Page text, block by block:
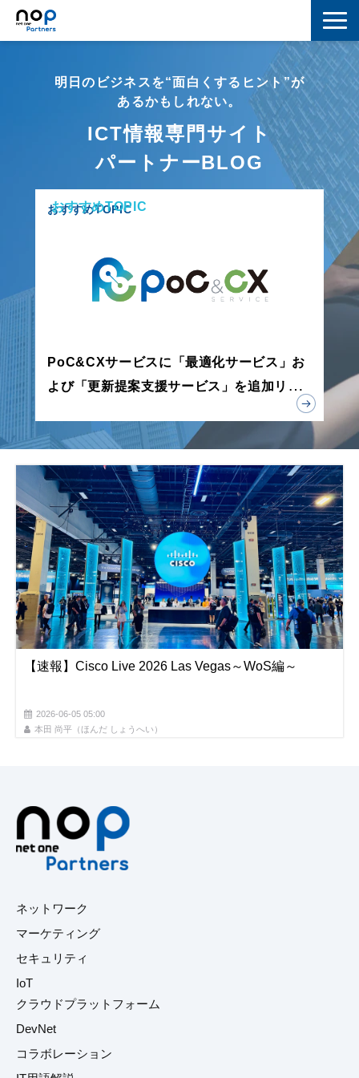
マーケティング
セキュリティ
コラボレーション
IT用語解説
明日のビジネスを“面白くするヒント”が
あるかもしれない。
ICT情報専門サイト
パートナーBLOG
おすすめTOPIC
PoC&CXサービスに「最適化サービス」お
よび「更新提案支援サービス」を追加リリ
おすすめTOPIC
【速報】Cisco Live 2026 Las Vegas～WoS編～
2026-06-05 05:00
本田 尚平（ほんだ しょうへい）
ネットワーク
マーケティング
セキュリティ
IoT
クラウドプラットフォーム
DevNet
コラボレーション